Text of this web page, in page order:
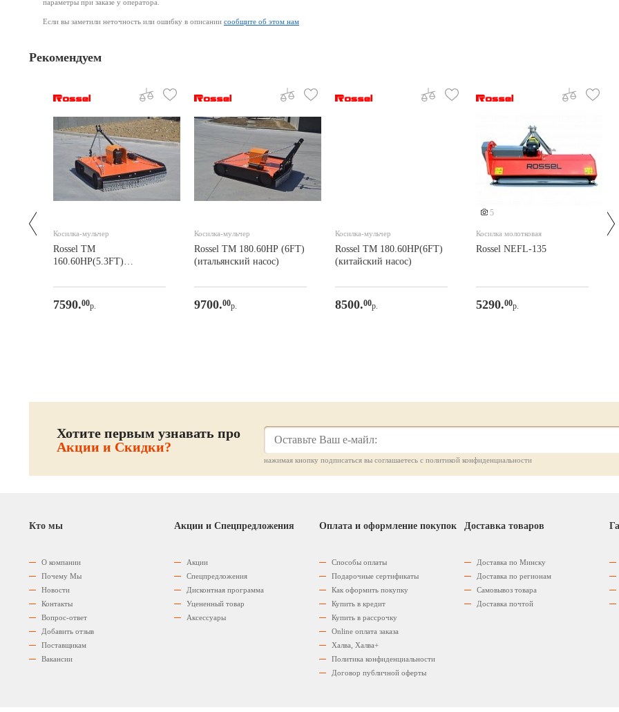
параметры при заказе у оператора.
Если вы заметили неточность или ошибку в описании сообщите об этом нам
Рекомендуем
Косилка-мульчер
Rossel TM
160.60HP(5.3FT)
7590.00р.
Косилка-мульчер
Rossel TM 180.60HP (6FT)
(итальянский насос)
9700.00р.
Косилка-мульчер
Rossel TM 180.60HP(6FT)
(китайский насос)
8500.00р.
5
Косилка молотковая
Rossel NEFL-135
5290.00р.
Хотите первым узнавать про
Акции и Скидки?
нажимая кнопку подписаться вы соглашаетесь с политикой конфиденциальности
Кто мы
О компании
Почему Мы
Новости
Контакты
Вопрос-ответ
Добавить отзыв
Поставщикам
Вакансии
Акции и Спецпредложения
Акции
Спецпредложения
Дисконтная программа
Уцененный товар
Аксессуары
Оплата и оформление покупок
Способы оплаты
Подарочные сертификаты
Как оформить покупку
Купить в кредит
Купить в рассрочку
Оnline оплата заказа
Халва, Халва+
Политика конфиденциальности
Договор публичной оферты
Доставка товаров
Доставка по Минску
Доставка по регионам
Самовывоз товара
Доставка почтой